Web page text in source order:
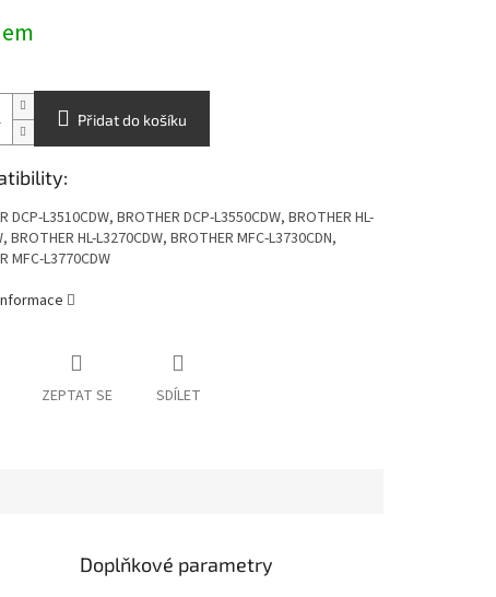
Přidat do košíku
DCP-L3510CDW, BROTHER DCP-L3550CDW, BROTHER HL-
BROTHER HL-L3270CDW, BROTHER MFC-L3730CDN,
MFC-L3770CDW
ZEPTAT SE SDÍLET
Doplňkové parametry